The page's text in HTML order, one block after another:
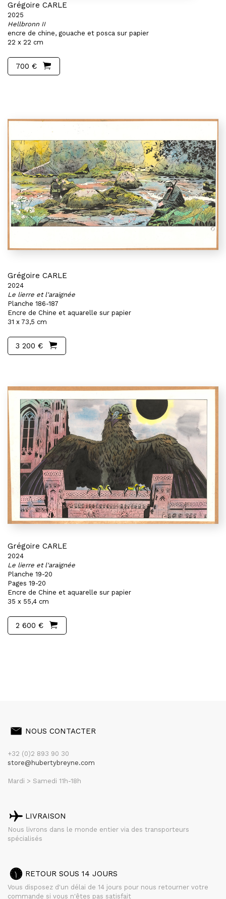
Grégoire CARLE
2025
Hellbronn II
encre de chine, gouache et posca sur papier
22 x 22 cm
700 €
Grégoire CARLE
2024
Le lierre et l'araignée
Planche 186-187
Encre de Chine et aquarelle sur papier
31 x 73,5 cm
3 200 €
Grégoire CARLE
2024
Le lierre et l'araignée
Planche 19-20
Pages 19-20
Encre de Chine et aquarelle sur papier
35 x 55,4 cm
2 600 €
NOUS CONTACTER
+32 (0)2 893 90 30
store@hubertybreyne.com
Mardi > Samedi 11h-18h
LIVRAISON
Nous livrons dans le monde entier via des transporteurs
spécialisés
RETOUR SOUS 14 JOURS
Vous disposez d'un délai de 14 jours pour nous retourner votre
commande si vous n'êtes pas satisfait